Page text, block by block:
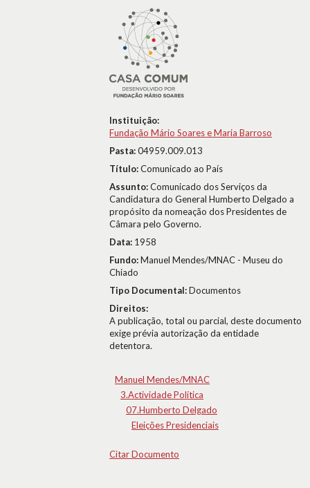
Instituição:
Fundação Mário Soares e Maria Barroso
Pasta:04959.009.013
Título:Comunicado ao País
Assunto:Comunicado dos Serviços da
Candidatura do General Humberto Delgado a
propósito da nomeação dos Presidentes de
Câmara pelo Governo.
Data: 1958
Fundo:Manuel Mendes/MNAC - Museu do
Chiado
Tipo Documental:Documentos
Direitos:
A publicação, total ou parcial, deste documento
exige prévia autorização da entidade
detentora.
Manuel Mendes/MNAC
3.Actividade Política
07.Humberto Delgado
Eleições Presidenciais
Citar Documento